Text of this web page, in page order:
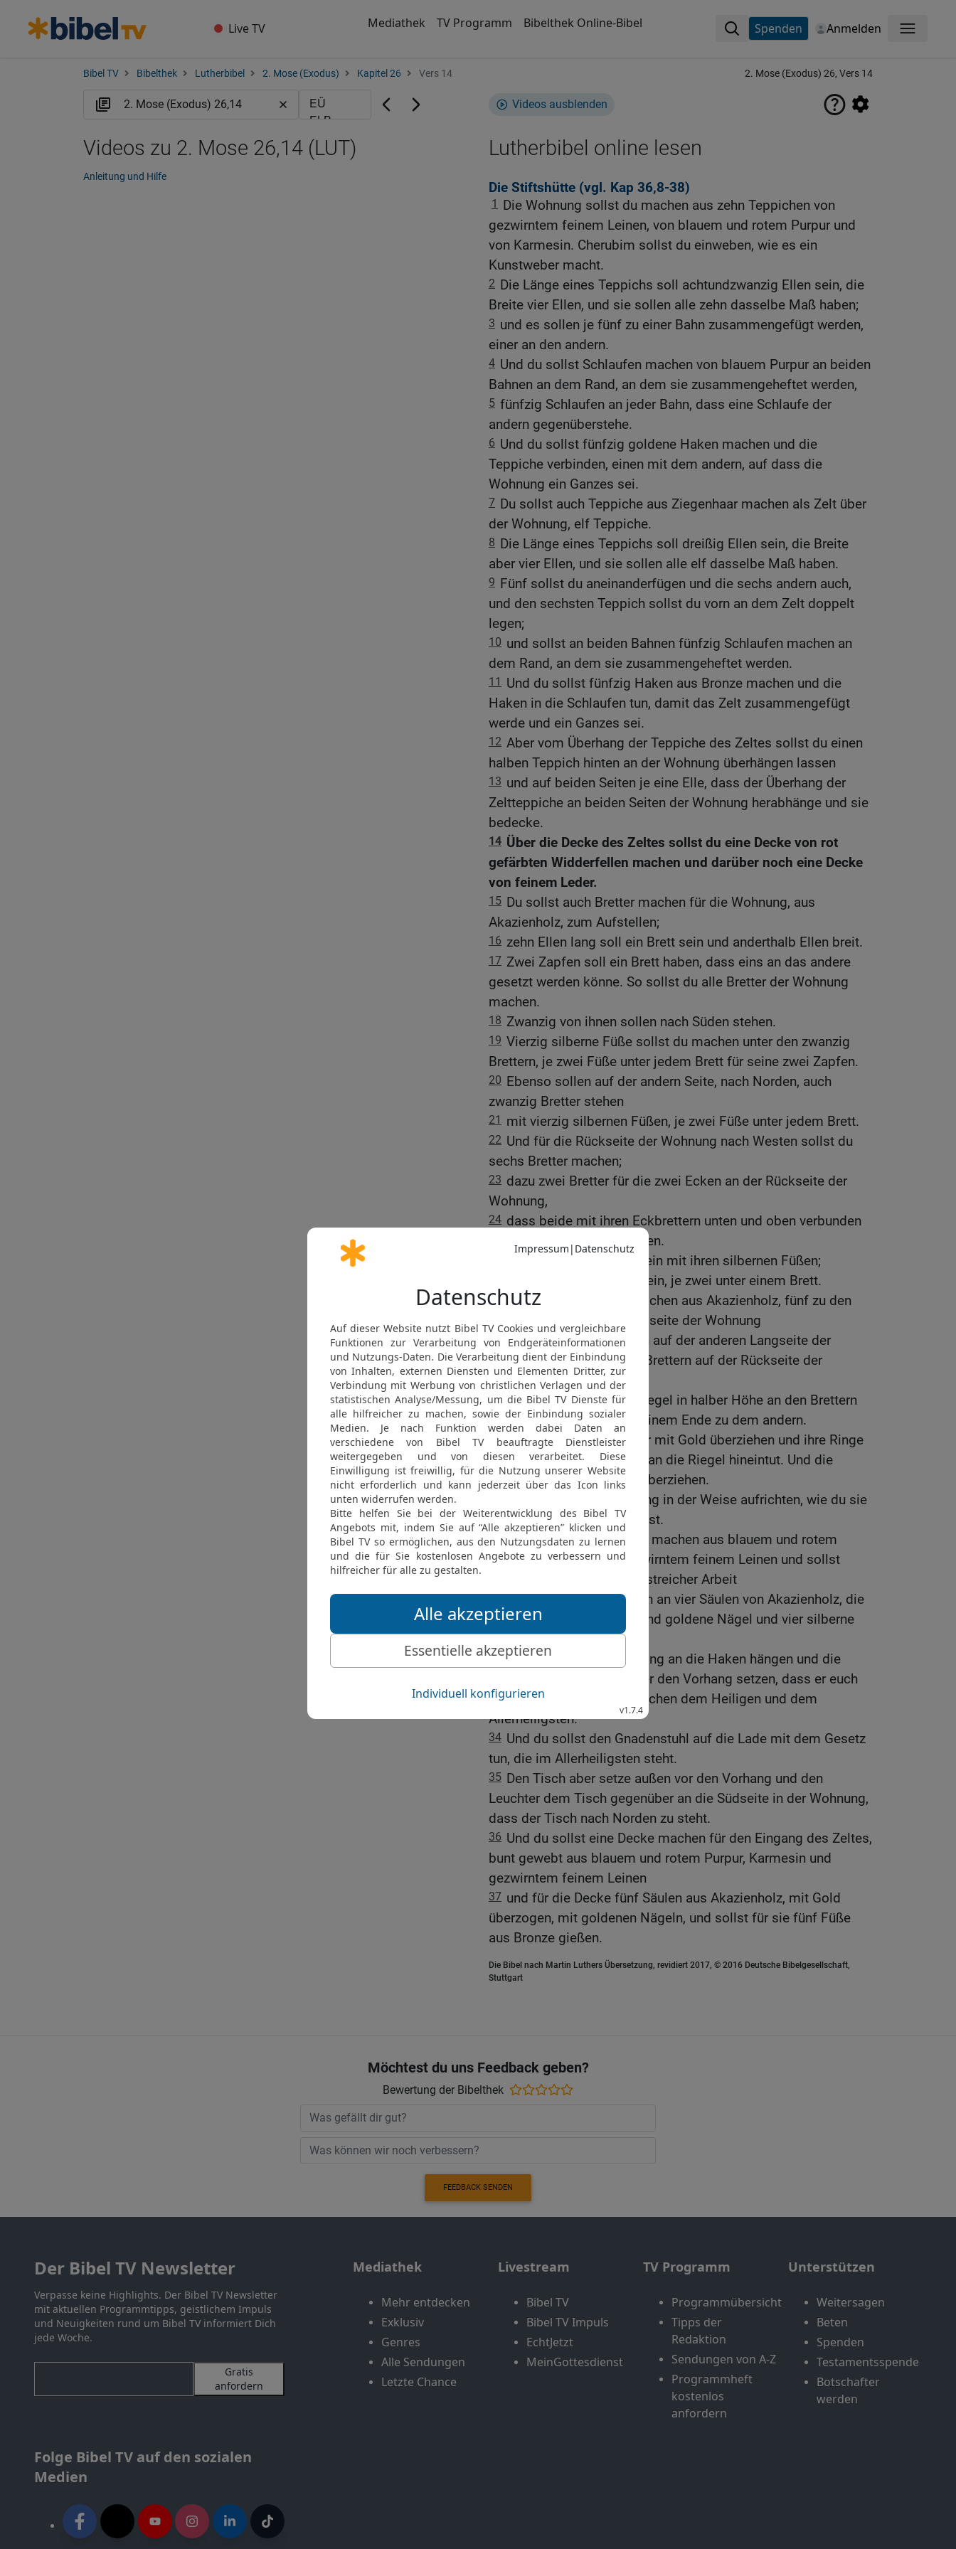
Live TV Mediathek TV Programm Bibelthek Online-Bibel Spenden Anmelden Menü
Bibel TV Bibelthek Lutherbibel 2. Mose (Exodus) Kapitel 26 Vers 14 2. Mose (Exodus) 26, Vers 14
Videos ausblenden
Lutherbibel online lesen
Die Stiftshütte (vgl. Kap 36,8-38)
1
Die Wohnung sollst du machen aus zehn Teppichen von
gezwirntem feinem Leinen, von blauem und rotem Purpur und
von Karmesin. Cherubim sollst du einweben, wie es ein
Kunstweber macht.
2 Die Länge eines Teppichs soll achtundzwanzig Ellen sein, die
Breite vier Ellen, und sie sollen alle zehn dasselbe Maß haben;
3 und es sollen je fünf zu einer Bahn zusammengefügt werden,
einer an den andern.
4 Und du sollst Schlaufen machen von blauem Purpur an beiden
Bahnen an dem Rand, an dem sie zusammengeheftet werden,
5 fünfzig Schlaufen an jeder Bahn, dass eine Schlaufe der
andern gegenüberstehe.
6 Und du sollst fünfzig goldene Haken machen und die
Teppiche verbinden, einen mit dem andern, auf dass die
Wohnung ein Ganzes sei.
7 Du sollst auch Teppiche aus Ziegenhaar machen als Zelt über
der Wohnung, elf Teppiche.
8 Die Länge eines Teppichs soll dreißig Ellen sein, die Breite
aber vier Ellen, und sie sollen alle elf dasselbe Maß haben.
9 Fünf sollst du aneinanderfügen und die sechs andern auch,
und den sechsten Teppich sollst du vorn an dem Zelt doppelt
legen;
10 und sollst an beiden Bahnen fünfzig Schlaufen machen an
dem Rand, an dem sie zusammengeheftet werden.
11
Und du sollst fünfzig Haken aus Bronze machen und die
Haken in die Schlaufen tun, damit das Zelt zusammengefügt
werde und ein Ganzes sei.
12 Aber vom Überhang der Teppiche des Zeltes sollst du einen
halben Teppich hinten an der Wohnung überhängen lassen
13 und auf beiden Seiten je eine Elle, dass der Überhang der
Zeltteppiche an beiden Seiten der Wohnung herabhänge und sie
bedecke.
14 Über die Decke des Zeltes sollst du eine Decke von rot
gefärbten Widderfellen machen und darüber noch eine Decke
von feinem Leder.
15 Du sollst auch Bretter machen für die Wohnung, aus
Akazienholz, zum Aufstellen;
16 zehn Ellen lang soll ein Brett sein und anderthalb Ellen breit.
17 Zwei Zapfen soll ein Brett haben, dass eins an das andere
gesetzt werden könne. So sollst du alle Bretter der Wohnung
machen.
18 Zwanzig von ihnen sollen nach Süden stehen.
19 Vierzig silberne Füße sollst du machen unter den zwanzig
Brettern, je zwei Füße unter jedem Brett für seine zwei Zapfen.
20 Ebenso sollen auf der andern Seite, nach Norden, auch
zwanzig Bretter stehen
21 mit vierzig silbernen Füßen, je zwei Füße unter jedem Brett.
22 Und für die Rückseite der Wohnung nach Westen sollst du
sechs Bretter machen;
23 dazu zwei Bretter für die zwei Ecken an der Rückseite der
Wohnung,
24 dass beide mit ihren Eckbrettern unten und oben verbunden
sind und so die Ecken bilden.
Acht Bretter sollen es sein mit ihren silbernen Füßen;
sechzehn Füße sollen es sein, je zwei unter einem Brett.
26 Und du sollst Riegel machen aus Akazienholz, fünf zu den
Brettern auf der einen Langseite der Wohnung
27
und fünf zu den Brettern auf der anderen Langseite der
Wohnung und fünf zu den Brettern auf der Rückseite der
Wohnung nach Westen,
28 und sollst einen Mittelriegel in halber Höhe an den Brettern
entlanglaufen lassen von einem Ende zu dem andern.
29 Und du sollst die Bretter mit Gold überziehen und ihre Ringe
aus Gold machen, in die man die Riegel hineintut. Und die
Riegel sollst du mit Gold überziehen.
So sollst du die Wohnung in der Weise aufrichten, wie du sie
auf dem Berge gesehen hast.
31 Du sollst einen Vorhang machen aus blauem und rotem
Purpur, Karmesin und gezwirntem feinem Leinen und sollst
Cherubim einweben in kunstreicher Arbeit
32 und sollst ihn aufhängen an vier Säulen von Akazienholz, die
mit Gold überzogen sind und goldene Nägel und vier silberne
Füße haben.
33 Und du sollst den Vorhang an die Haken hängen und die
Lade mit dem Gesetz hinter den Vorhang setzen, dass er euch
eine Scheidewand sei zwischen dem Heiligen und dem
Allerheiligsten.
34 Und du sollst den Gnadenstuhl auf die Lade mit dem Gesetz
tun, die im Allerheiligsten steht.
35 Den Tisch aber setze außen vor den Vorhang und den
Leuchter dem Tisch gegenüber an die Südseite in der Wohnung,
dass der Tisch nach Norden zu steht.
36 Und du sollst eine Decke machen für den Eingang des Zeltes,
bunt gewebt aus blauem und rotem Purpur, Karmesin und
gezwirntem feinem Leinen
37 und für die Decke fünf Säulen aus Akazienholz, mit Gold
überzogen, mit goldenen Nägeln, und sollst für sie fünf Füße
aus Bronze gießen.
Die Bibel nach Martin Luthers Übersetzung, revidiert 2017, © 2016 Deutsche Bibelgesellschaft,
Stuttgart
Videos zu 2. Mose 26,14 (LUT)
Anleitung und Hilfe
Möchtest du uns Feedback geben?
Bewertung der Bibelthek
FEEDBACK SENDEN
Der Bibel TV Newsletter
Verpasse keine Highlights. Der Bibel TV Newsletter
mit aktuellen Programmtipps, geistlichem Impuls
und Neuigkeiten rund um Bibel TV informiert Dich
jede Woche.
Gratis
anfordern
Folge Bibel TV auf den sozialen
Medien
Mediathek
Mehr entdecken
Exklusiv
Genres
Alle Sendungen
Letzte Chance
Livestream
Bibel TV
Bibel TV Impuls
EchtJetzt
MeinGottesdienst
TV Programm
Programmübersicht
Tipps der
Redaktion
Sendungen von A-Z
Programmheft
kostenlos
anfordern
Unterstützen
Weitersagen
Beten
Spenden
Testamentsspende
Botschafter
werden